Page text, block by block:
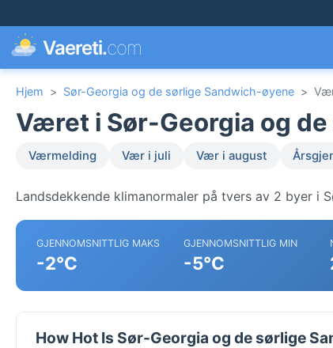
Vaereti.com
Hjem > Sør-Georgia og de sørlige Sandwich-øyene >
Været i Sør-Georgia og
Værmelding Vær i juli Vær i august
Landsdekkende klimanormaler på tvers av 2 byer i
GJENNOMSNITTLIG MAKS
-2°C
GJENNOMSNITTLIG MIN
-5°C
How Hot Is Sør-Georgia og de sørlige